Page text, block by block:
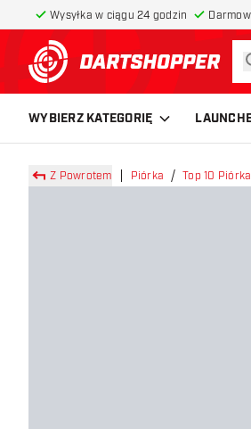
Wysyłka w ciągu 24 godzin
powrót do strony
WYBIERZ KATEGORIĘ
Z Powrotem Piórka Top 10 Piórka